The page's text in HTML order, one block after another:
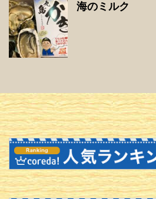
海のミルク